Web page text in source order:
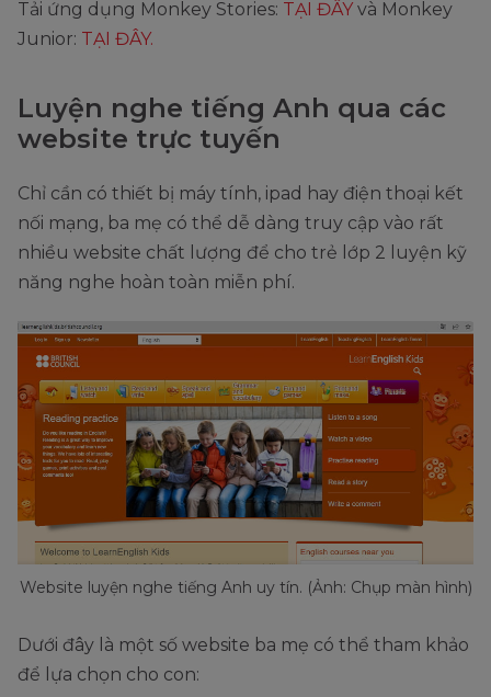
Tải ứng dụng Monkey Stories: TẠI ĐÂY và Monkey
Junior: TẠI ĐÂY.
Luyện nghe tiếng Anh qua các
website trực tuyến
Chỉ cần có thiết bị máy tính, ipad hay điện thoại kết
nối mạng, ba mẹ có thể dễ dàng truy cập vào rất
nhiều website chất lượng để cho trẻ lớp 2 luyện kỹ
năng nghe hoàn toàn miễn phí.
Website luyện nghe tiếng Anh uy tín. (Ảnh: Chụp màn hình)
Dưới đây là một số website ba mẹ có thể tham khảo
để lựa chọn cho con: